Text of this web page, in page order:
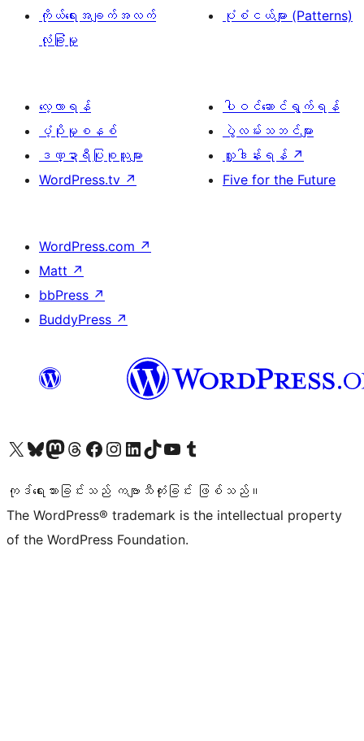
ကိုယ်ရေးအချက်အလက်
လုံခြုံမှု
ပုံစံငယ်များ (Patterns)
လေ့လာရန်
ပံ့ပိုးမှုစနစ်
ဒဏ္ဍာရီပြုစုသူများ
WordPress.tv ↗
ပါဝင်ဆောင်ရွက်ရန်
ပွဲလမ်းသဘင်များ
လှူဒါန်းရန် ↗
Five for the Future
WordPress.com ↗
Matt ↗
bbPress ↗
BuddyPress ↗
ကျွန်ုပ်တို့၏ X (ယခင် Twitter) အကောင့်သို့ သွားရောက်ကြည့်ရှုပါကျွန်ုပ်တို့၏ Bluesky အကောင့်သို့ ဝင်ရောက်ကြည့်ရှုရန်
ကျွန်ုပ်တို့၏ Mastodon အကောင့်သို့ သွားရောက်ကြည့်ရှုပါကျွန်ုပ်တို့၏ Threads အကောင့်သို့ ဝင်ရောက်ကြည့်ရှုရန်
ကျွန်ုပ်တို့၏ Facebook စာမျက်နှာသို့ သွားရောက်ကြည့်ရှုပါကျွန်ုပ်တို့၏ Instagram အကောင့်သို့ သွားရောက်ကြည့်ရှုပါ ကျွန်ုပ်တို့၏ LinkedIn အကောင့်သို့ သွားရောက်ကြည့်ရှုပါကျွန်ုပ်တို့၏ TikTok အကောင့်သို့ ဝင်ရောက်ကြည့်ရှုရန်
ကျွန်ုပ်တို့၏ YouTube ချန်နယ်သို့ သွားရောက်ကြည့်ရှုပါ ကျွန်ုပ်တို့၏ Tumblr အကောင့်သို့ ဝင်ရောက်ကြည့်ရှုရန်
ကုဒ်ရေးသားခြင်းသည် ကဗျာသီကုံးခြင်း ဖြစ်သည်။
The WordPress® trademark is the intellectual property
of the WordPress Foundation.